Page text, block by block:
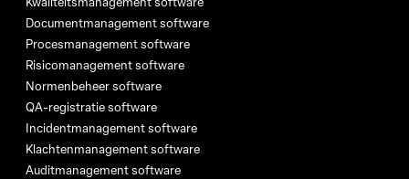
Documentmanagement software
Procesmanagement software
Risicomanagement software
Normenbeheer software
QA-registratie software
Incidentmanagement software
Klachtenmanagement software
Auditmanagement software